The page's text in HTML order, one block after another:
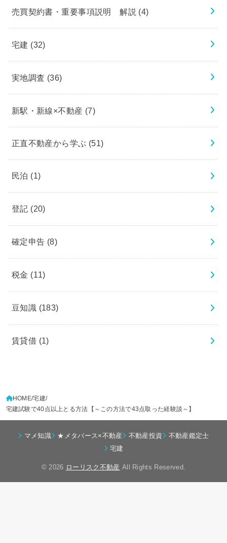
売買契約書・重要事項説明 解説 (4)
宅建 (32)
実地調査 (36)
新駅・新線×不動産 (7)
正直不動産から学ぶ (51)
民泊 (1)
登記 (20)
確定申告 (8)
税金 (11)
豆知識 (183)
賃貸借 (1)
HOME 宅建
宅建試験で40点以上とる方法【～この方法で43点取った経験談～】
マメ知識 ★メタバース×不動産 不動産投資
不動産鑑定士
宅建
© 2026 ローリスク不動産 All Rights Reserved.